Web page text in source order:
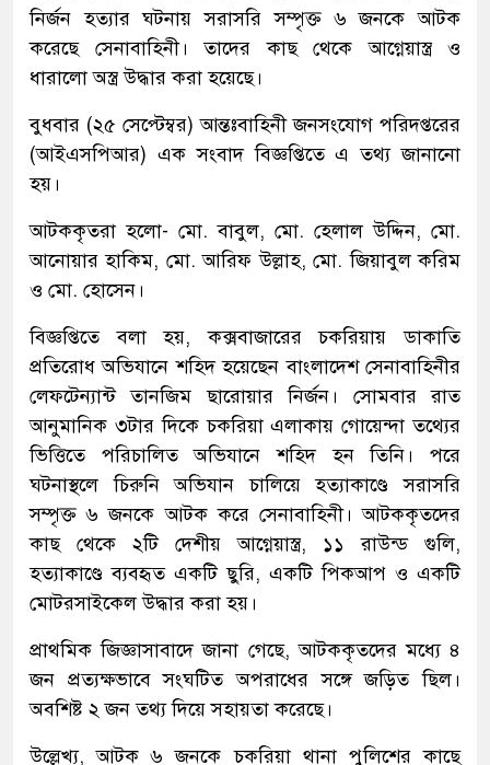
নির্জন হত্যার ঘটনায় সরাসরি সম্পৃক্ত ৬ জনকে আটক
করেছে সেনাবাহিনী। তাদের কাছ থেকে আগ্নেয়াস্ত্র ও
ধারালো অস্ত্র উদ্ধার করা হয়েছে।
বুধবার (২৫ সেপ্টেম্বর) আন্তঃবাহিনী জনসংযোগ পরিদপ্তরের
(আইএসপিআর) এক সংবাদ বিজ্ঞপ্তিতে এ তথ্য জানানো
হয়।
আটককৃতরা হলো- মো. বাবুল, মো. হেলাল উদ্দিন, মো.
আনোয়ার হাকিম, মো. আরিফ উল্লাহ, মো. জিয়াবুল করিম
ও মো. হোসেন।
বিজ্ঞপ্তিতে বলা হয়, কক্সবাজারের চকরিয়ায় ডাকাতি
প্রতিরোধ অভিযানে শহিদ হয়েছেন বাংলাদেশ সেনাবাহিনীর
লেফটেন্যান্ট তানজিম ছারোয়ার নির্জন। সোমবার রাত
আনুমানিক ৩টার দিকে চকরিয়া এলাকায় গোয়েন্দা তথ্যের
ভিত্তিতে পরিচালিত অভিযানে শহিদ হন তিনি। পরে
ঘটনাস্থলে চিরুনি অভিযান চালিয়ে হত্যাকাণ্ডে সরাসরি
সম্পৃক্ত ৬ জনকে আটক করে সেনাবাহিনী। আটককৃতদের
কাছ থেকে ২টি দেশীয় আগ্নেয়াস্ত্র, ১১ রাউন্ড গুলি,
হত্যাকাণ্ডে ব্যবহৃত একটি ছুরি, একটি পিকআপ ও একটি
মোটরসাইকেল উদ্ধার করা হয়।
প্রাথমিক জিজ্ঞাসাবাদে জানা গেছে, আটককৃতদের মধ্যে ৪
জন প্রত্যক্ষভাবে সংঘটিত অপরাধের সঙ্গে জড়িত ছিল।
অবশিষ্ট ২ জন তথ্য দিয়ে সহায়তা করেছে।
উল্লেখ্য, আটক ৬ জনকে চকরিয়া থানা পুলিশের কাছে